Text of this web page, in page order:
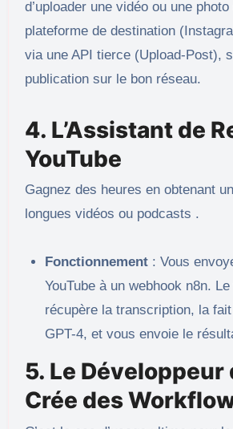
d’uploader une vidéo ou une
plateforme de destination
via une API tierce (Upload-Post),
publication sur le bon réseau.
4. L’Assistant de
YouTube
Gagnez des heures en obtenant
longues vidéos ou podcasts .
Fonctionnement : Vous
YouTube à un webhook n8n.
récupère la transcription, la
GPT-4, et vous envoie le
5. Le Développeur
Crée des